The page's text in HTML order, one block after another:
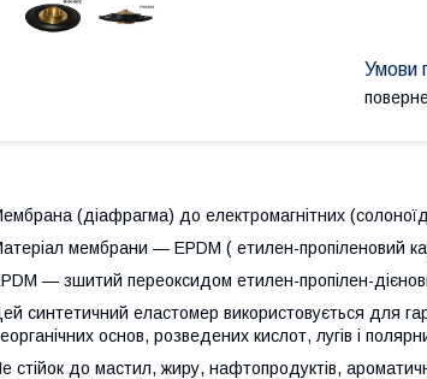
(діафрагма) до електромагнітних
мембрани — EPDM ( етилен-пропіленовий
— зшитий переоксидом етилен-пропілен-
синтетичний еластомер використовується для
основ, розведених кислот, лугів і
стійок до мастил, жиру, нафтопродуктів,